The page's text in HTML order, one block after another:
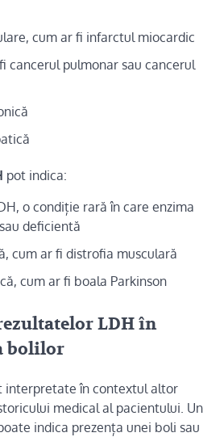
cum ar fi infarctul miocardic
cancerul pulmonar sau cancerul
pot indica:
o condiție rară în care enzima
deficientă
cum ar fi distrofia musculară
cum ar fi boala Parkinson
LDH în
bolilor
interpretate în contextul altor
medical al pacientului. Un
indica prezența unei boli sau